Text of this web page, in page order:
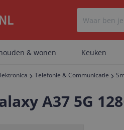
& wonen Keuken
Telefonie & Communicatie
A37 5G